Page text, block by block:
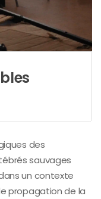
des
sauvages
un contexte
propagation de la